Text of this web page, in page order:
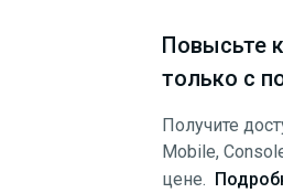
Повысьте
только с
Получите
Mobile,
цене.